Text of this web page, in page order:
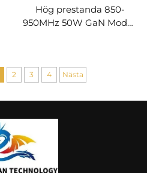
Hög prestanda 850-
950MHz 50W GaN Modell
drönarsystem
2 3 4 Nästa